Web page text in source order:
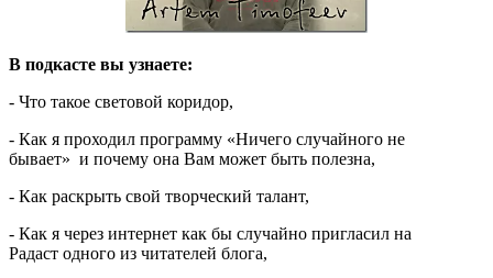
В подкасте вы узнаете:
- Что такое световой коридор,
- Как я проходил программу «Ничего случайного не
бывает» и почему она Вам может быть полезна,
- Как раскрыть свой творческий талант,
- Как я через интернет как бы случайно пригласил на
Радаст одного из читателей блога,